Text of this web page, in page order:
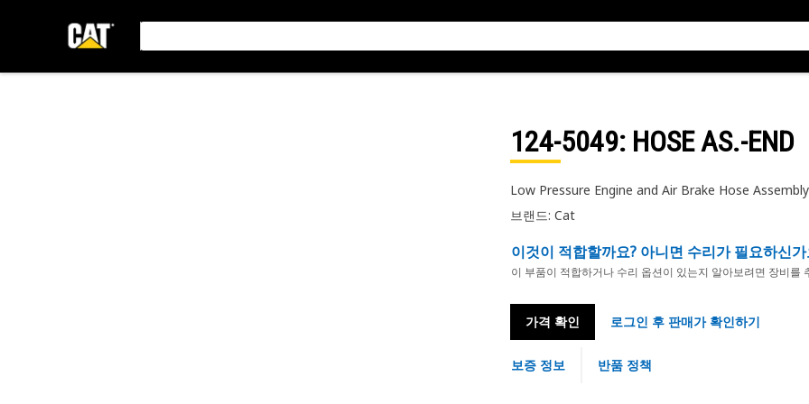
124-5049: HOSE AS.-END
Low Pressure Engine and Air Brake Hose Assembly
브랜드: Cat
이것이 적합할까요? 아니면 수리가 필요하신가
이 부품이 적합하거나 수리 옵션이 있는지 알아보려면 장비를
가격 확인 로그인 후 판매가 확인하기
보증 정보 반품 정책